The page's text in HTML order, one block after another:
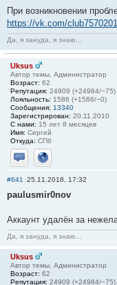
При возникновении
https://vk.com/
Да, я зануда, я знаю...
Uksus
Автор темы, Администратор
Возраст: 62
Репутация: 24909 (+24984/−75)
Лояльность: 1586 (+1586/−0)
Сообщения: 13340
Зарегистрирован: 20.11.2010
С нами: 15 лет 8 месяцев
Имя: Сергей
Откуда: СПб
Отправить личное
Сайт
#641 25.11.2018, 17:32
paulusmir0nov
Аккаунт удалён за
Да, я зануда, я знаю...
Uksus
Автор темы, Администратор
Возраст: 62
Репутация: 24909 (+24984/−75)